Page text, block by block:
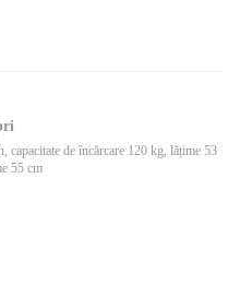
capacitate de încărcare 120 kg, lățime 53
55 cm